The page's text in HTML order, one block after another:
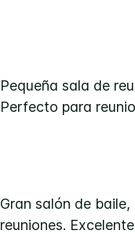
Pequeña sala de
Perfecto para
Gran salón de
reuniones.